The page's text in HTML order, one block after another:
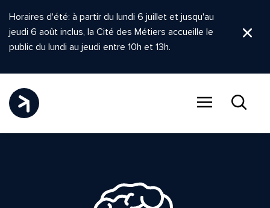
Horaires d'été: à partir du lundi 6 juillet et jusqu'au
jeudi 6 août inclus, la Cité des Métiers accueille le
public du lundi au jeudi entre 10h et 13h.